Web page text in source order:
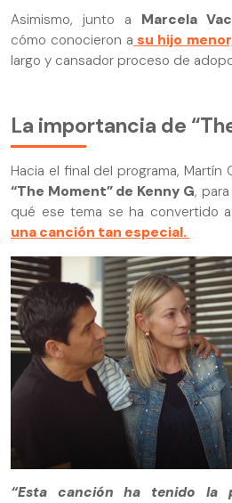
Asimismo, junto a Marcela
cómo conocieron a su hijo
largo y cansador proceso de
La importancia de
Hacia el final del programa, Martín
“The Moment” de Kenny G,
qué ese tema se ha convertido
una canción tan especial.
“Esta canción ha tenido la